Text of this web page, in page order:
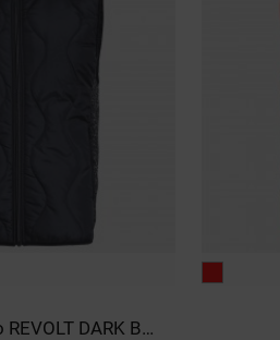
Ανδρικό γιλέκο REVOLT DARK BLUE